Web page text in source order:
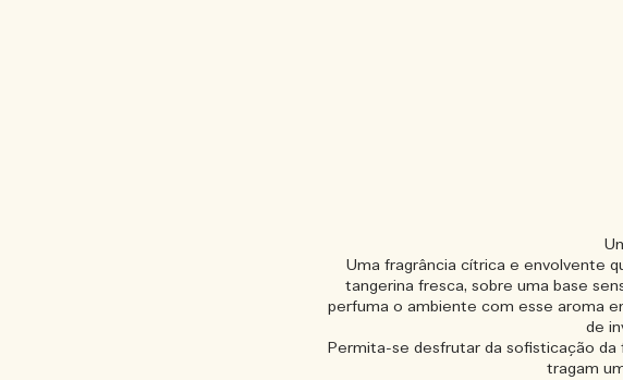
Uma fragrância cítrica e envolvente
tangerina fresca, sobre uma base
perfuma o ambiente com esse aroma
de
Permita-se desfrutar da sofisticação da
tragam